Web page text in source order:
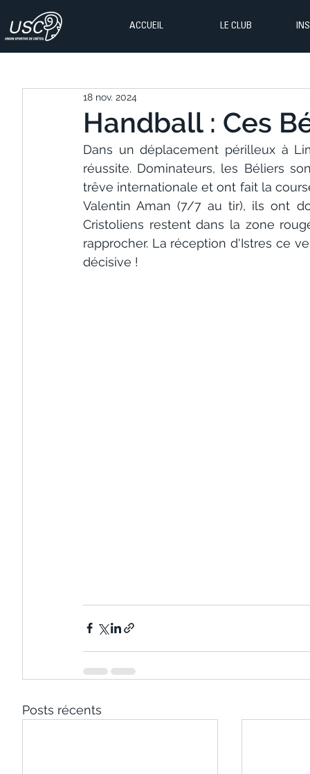
ACCUEIL LE CLUB
Handball : Ces
18 nov. 2024
Dans un déplacement périlleux à
réussite. Dominateurs, les Béliers
trêve internationale et ont fait la
Valentin Aman (7/7 au tir), ils ont
Cristoliens restent dans la zone
rapprocher. La réception d'Istres ce
décisive !
Posts récents